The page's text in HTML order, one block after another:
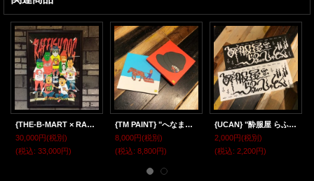
{THE-B-MART × RAFFISH DOG} Giclee Print ART PIECE / A2(額付)
30,000円(税別)
(税込: 33,000円)
{TM PAINT} "へなまずる" のキャンバスセット
8,000円(税別)
(税込: 8,800円)
{UCAN} "酔服屋 らふぃっしゅどっぐ" 手ぬぐい
2,000円(税別)
(税込: 2,200円)